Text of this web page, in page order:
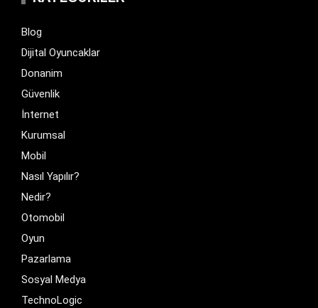
Blog
Dijital Oyuncaklar
Donanim
Güvenlik
İnternet
Kurumsal
Mobil
Nasıl Yapılır?
Nedir?
Otomobil
Oyun
Pazarlama
Sosyal Medya
TechnoLogic